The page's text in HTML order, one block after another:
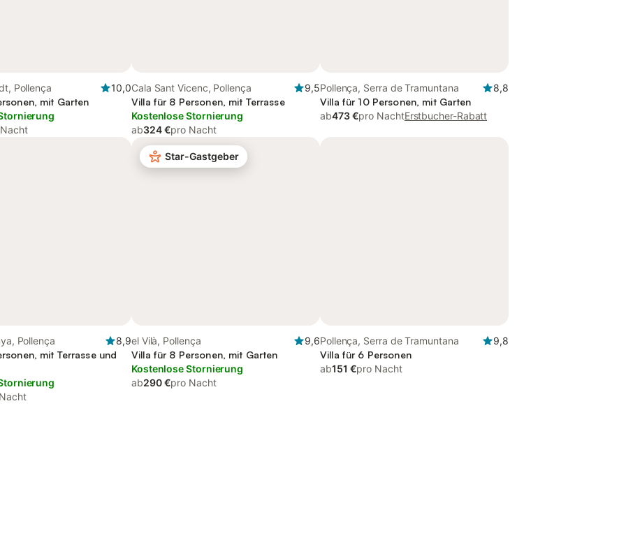
Pollença
10,0
mit Garten
Cala Sant Vicenc, Pollença
9,5
Villa für 8 Personen, mit Terrasse
Kostenlose Stornierung
ab324 €pro Nacht
Pollença, Serra de Tramuntana
8,8
Villa für 10 Personen, mit Garten
ab473 €pro NachtErstbucher-Rabatt
Pollença
8,9
mit Terrasse und
Star-Gastgeber
el Vilà, Pollença
9,6
Villa für 8 Personen, mit Garten
Kostenlose Stornierung
ab290 €pro Nacht
Pollença, Serra de Tramuntana
9,8
Villa für 6 Personen
ab151 €pro Nacht